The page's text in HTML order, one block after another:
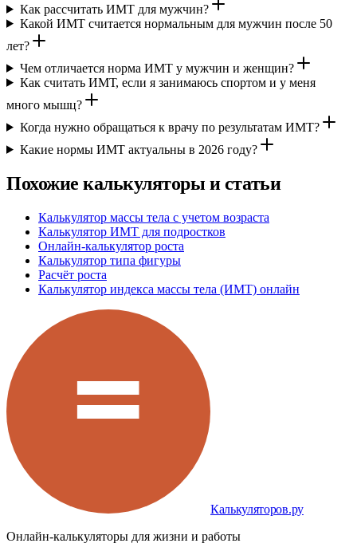
Как рассчитать ИМТ для мужчин?
Какой ИМТ считается нормальным для мужчин после 50
лет?
Чем отличается норма ИМТ у мужчин и женщин?
Как считать ИМТ, если я занимаюсь спортом и у меня
много мышц?
Когда нужно обращаться к врачу по результатам ИМТ?
Какие нормы ИМТ актуальны в 2026 году?
Похожие калькуляторы и статьи
Калькулятор массы тела с учетом возраста
Калькулятор ИМТ для подростков
Онлайн-калькулятор роста
Калькулятор типа фигуры
Расчёт роста
Калькулятор индекса массы тела (ИМТ) онлайн
Калькуляторов.ру
Онлайн-калькуляторы для жизни и работы